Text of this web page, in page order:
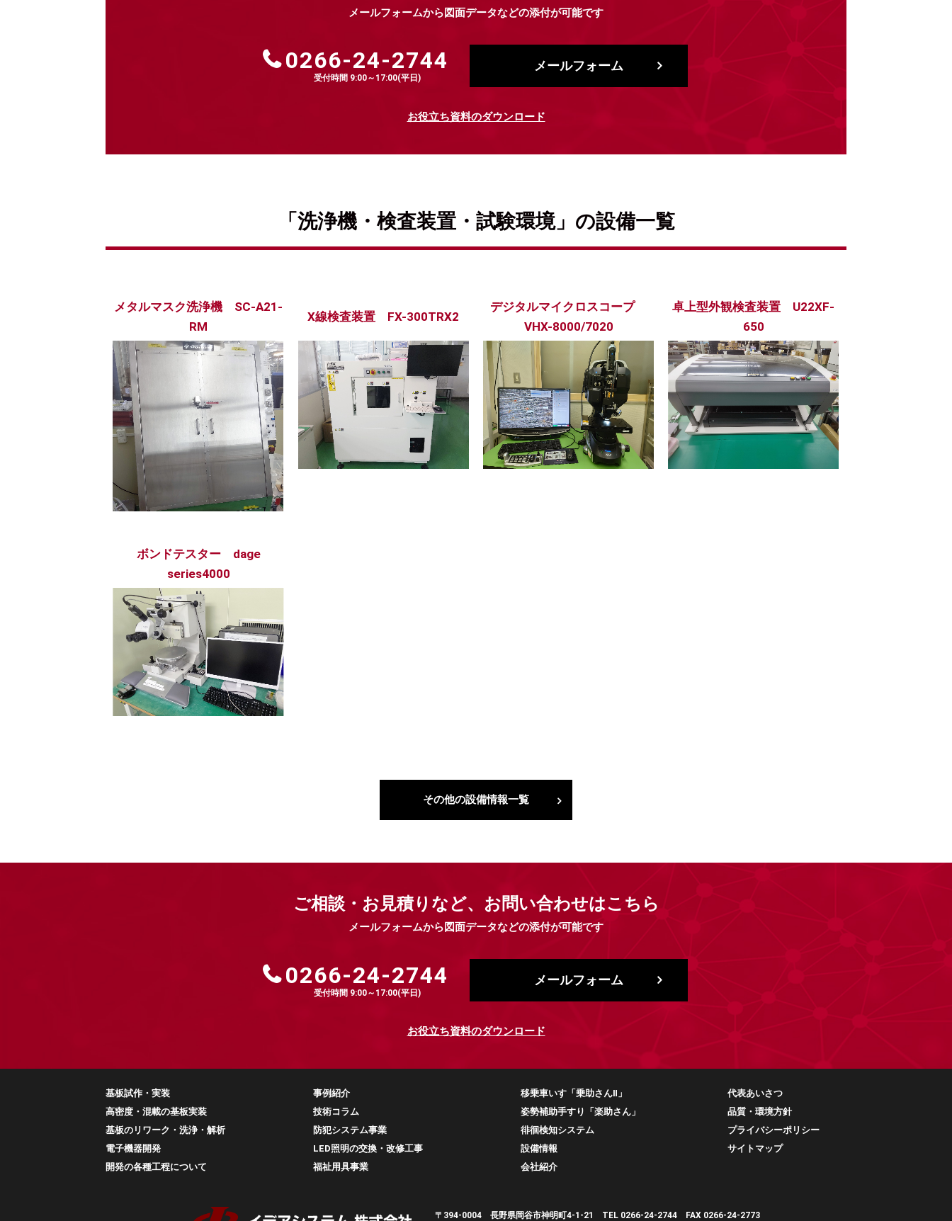
メールフォームから図面データなどの添付が可能です
0266-24-2744
受付時間 9:00～17:00(平日)
メールフォーム
お役立ち資料のダウンロード
「洗浄機・検査装置・試験環境」の設備一覧
メタルマスク洗浄機 SC-A21-
RM
X線検査装置 FX-300TRX2
デジタルマイクロスコープ
VHX-8000/7020
卓上型外観検査装置 U22XF-
650
ボンドテスター dage
series4000
その他の設備情報一覧
ご相談・お見積りなど、 お問い合わせはこちら
メールフォームから図面データなどの添付が可能です
0266-24-2744
受付時間 9:00～17:00(平日)
メールフォーム
お役立ち資料のダウンロード
基板試作・実装
高密度・混載の基板実装
基板のリワーク・洗浄・解析
電子機器開発
開発の各種工程について
事例紹介
技術コラム
防犯システム事業
LED照明の交換・改修工事
福祉用具事業
移乗車いす「乗助さんⅡ」
姿勢補助手すり「楽助さん」
徘徊検知システム
設備情報
会社紹介
代表あいさつ
品質・環境方針
プライバシーポリシー
サイトマップ
〒394-0004 長野県岡谷市神明町4-1-21 TEL 0266-24-2744 FAX 0266-24-2773